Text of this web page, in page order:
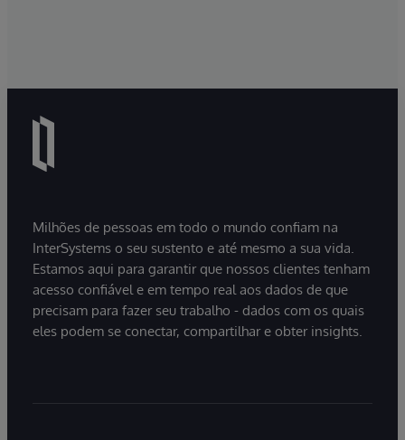
Milhões de pessoas em todo o mundo confiam na
InterSystems o seu sustento e até mesmo a sua vida.
Estamos aqui para garantir que nossos clientes tenham
acesso confiável e em tempo real aos dados de que
precisam para fazer seu trabalho - dados com os quais
eles podem se conectar, compartilhar e obter insights.